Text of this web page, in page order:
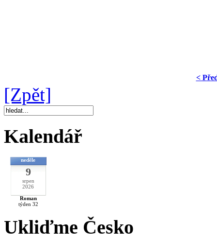
<
[Zpět]
Kalendář
neděle
9
srpen
2026
Roman
týden 32
Ukliďme Česko